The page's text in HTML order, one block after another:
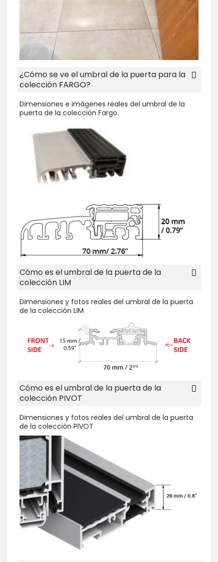
¿Cómo se ve el umbral de la puerta para la
colección FARGO?
Dimensiones e imágenes reales del umbral de la
puerta de la colección Fargo.
Cómo es el umbral de la puerta de la
colección LIM
Dimensiones y fotos reales del umbral de la puerta
de la colección LIM
Cómo es el umbral de la puerta de la
colección PIVOT
Dimensiones y fotos reales del umbral de la puerta
de la colección PIVOT